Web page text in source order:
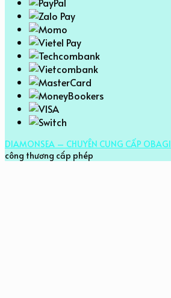
DIAMONSEA – CHUYÊN CUNG CẤP OBAGI
công thương cấp phép